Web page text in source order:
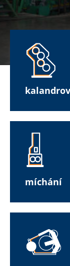
míchání